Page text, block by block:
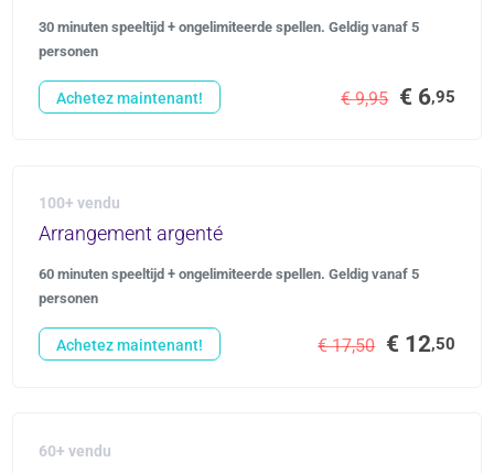
30 minuten speeltijd + ongelimiteerde spellen. Geldig vanaf 5
personen
€ 9,95 € 6,95
Achetez maintenant!
100+ vendu
Arrangement argenté
60 minuten speeltijd + ongelimiteerde spellen. Geldig vanaf 5
personen
€ 17,50 € 12,50
Achetez maintenant!
60+ vendu